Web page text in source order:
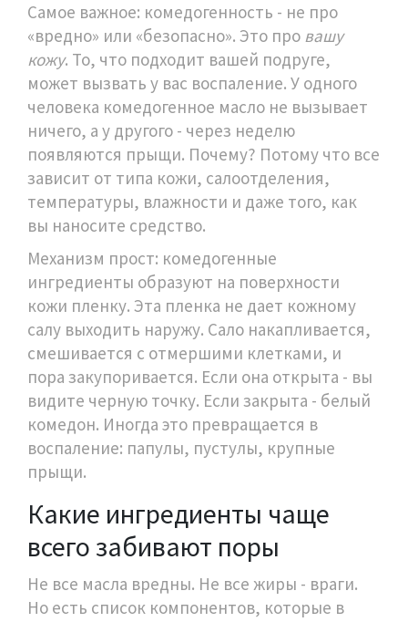
Самое важное: комедогенность - не про
«вредно» или «безопасно». Это про вашу
кожу. То, что подходит вашей подруге,
может вызвать у вас воспаление. У одного
человека комедогенное масло не вызывает
ничего, а у другого - через неделю
появляются прыщи. Почему? Потому что все
зависит от типа кожи, салоотделения,
температуры, влажности и даже того, как
вы наносите средство.
Механизм прост: комедогенные
ингредиенты образуют на поверхности
кожи пленку. Эта пленка не дает кожному
салу выходить наружу. Сало накапливается,
смешивается с отмершими клетками, и
пора закупоривается. Если она открыта - вы
видите черную точку. Если закрыта - белый
комедон. Иногда это превращается в
воспаление: папулы, пустулы, крупные
прыщи.
Какие ингредиенты чаще
всего забивают поры
Не все масла вредны. Не все жиры - враги.
Но есть список компонентов, которые в